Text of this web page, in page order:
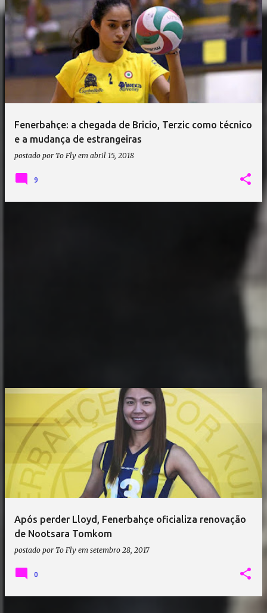
Fenerbahçe: a chegada de Bricio, Terzic como técnico
e a mudança de estrangeiras
postado por To Fly em abril 15, 2018
9
Após perder Lloyd, Fenerbahçe oficializa renovação
de Nootsara Tomkom
postado por To Fly em setembro 28, 2017
0